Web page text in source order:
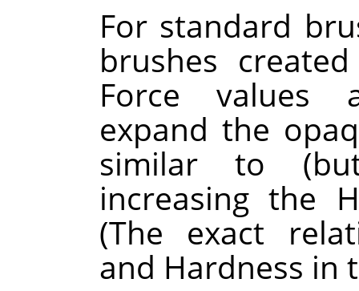
For standard
brushes
Force values
expand the
similar to
increasing the
(The exact
and Hardness in